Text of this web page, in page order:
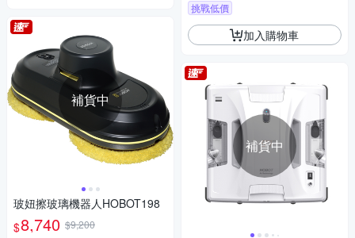
補貨中
玻妞擦玻璃機器人HOBOT198
$8,740 $9,200
挑戰低價
加入購物車
補貨中